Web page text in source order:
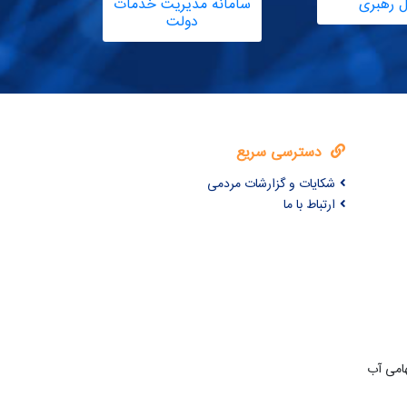
دولت
دسترسی سریع
شکایات و گزارشات مردمی
ارتباط با ما
آب